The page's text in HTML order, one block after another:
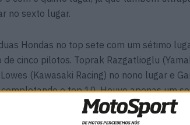
no sexto lugar.
Hondas no top sete com um sétimo
cinco pilotos. Toprak Razgatlioglu
(Kawasaki Racing) no nono lugar e
o top 10. Houve apenas um